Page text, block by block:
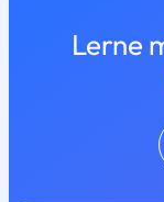
Lerne